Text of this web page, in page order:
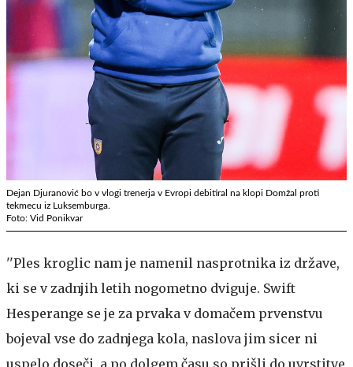
Dejan Djuranović bo v vlogi trenerja v Evropi debitiral na klopi Domžal proti
tekmecu iz Luksemburga.
Foto: Vid Ponikvar
''Ples kroglic nam je namenil nasprotnika iz države,
ki se v zadnjih letih nogometno dviguje. Swift
Hesperange se je za prvaka v domačem prvenstvu
bojeval vse do zadnjega kola, naslova jim sicer ni
uspelo doseči, a po dolgem času so prišli do uvrstitve